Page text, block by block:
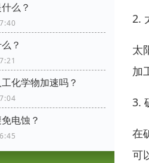
么？
？
化学物加速吗？
电蚀？
2.
太
加
3.
在
可